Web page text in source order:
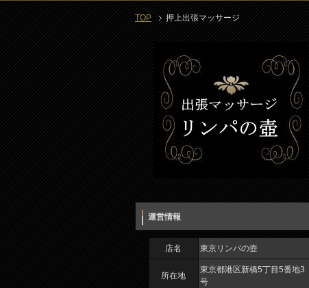
TOP 押上出張マッサージ
運営情報
店名 東京リンパの壺
所在地
東京都港区新橋5丁目5番地3
号